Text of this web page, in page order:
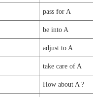
pass for A
be into A
adjust to A
take care of A
How about A ?